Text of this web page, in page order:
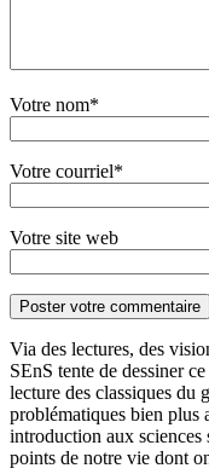
Votre nom*
Votre courriel*
Votre site web
Via des lectures, des
SEnS tente de dessiner
lecture des classiques du
problématiques bien plus
introduction aux sciences
points de notre vie dont